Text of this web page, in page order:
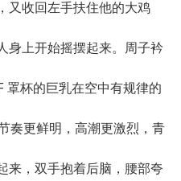
收回左手扶住他的大鸡
身上开始摇摆起来。周子衿
罩杯的巨乳在空中有规律的
奏更鲜明，高潮更激烈，青
来，双手抱着后脑，腰部夸